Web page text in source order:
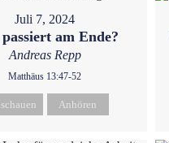
Juli 7, 2024
am Ende?
Andreas Repp
Matthäus 13:47-52
Anhören